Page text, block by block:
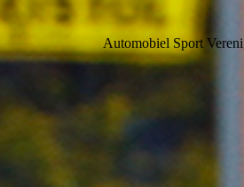
Automobiel Sport